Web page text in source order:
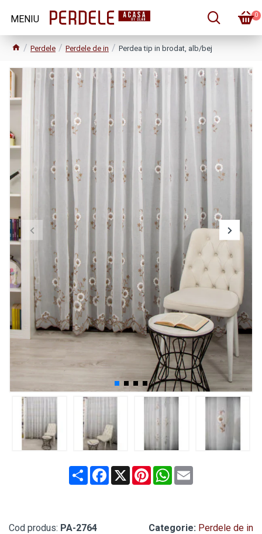
0
Perdele Perdele de in Perdea tip in brodat, alb/bej
ShareFacebook
X PinterestWhatsApp
Email
Cod produs: PA-2764 Categorie: Perdele de in